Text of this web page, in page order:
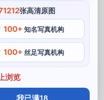
张高清原图
100+ 知名写真机构
100+ 丝足写真机构
浏览
我已满18
取码，每一个角色都被
多的惊喜和感动，她是